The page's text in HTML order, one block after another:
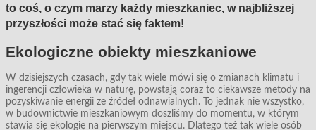
to coś, o czym marzy każdy mieszkaniec, w najbliższej
przyszłości może stać się faktem!
Ekologiczne obiekty mieszkaniowe
W dzisiejszych czasach, gdy tak wiele mówi się o zmianach klimatu i
ingerencji człowieka w naturę, powstają coraz to ciekawsze metody na
pozyskiwanie energii ze źródeł odnawialnych. To jednak nie wszystko,
w budownictwie mieszkaniowym doszliśmy do momentu, w którym
stawia się ekologię na pierwszym miejscu. Dlatego też tak wiele osób